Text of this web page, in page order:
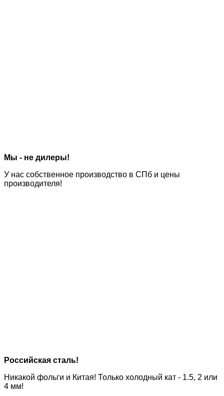
Мы - не дилеры!
У нас собственное производство в СПб и цены
производителя!
Российская сталь!
Никакой фольги и Китая! Только холодный кат - 1.5, 2 или
4 мм!